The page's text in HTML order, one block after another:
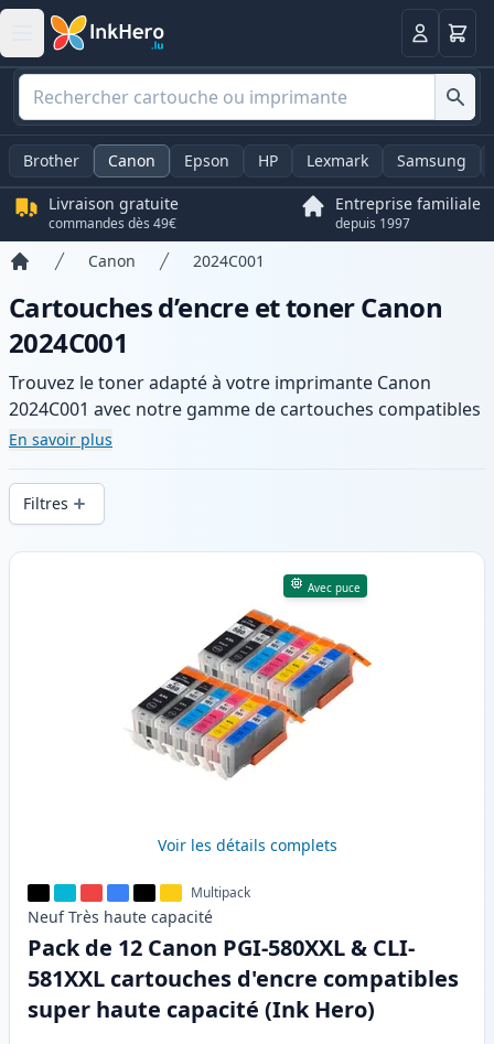
Panier
Brother Canon Epson HP Lexmark Samsung
Livraison gratuite
commandes dès 49€
Entreprise familiale
depuis 1997
Canon 2024C001
Cartouches d’encre et toner Canon
2024C001
Trouvez le toner adapté à votre imprimante Canon
2024C001 avec notre gamme de cartouches compatibles
et haute capacité. Profitez d’une qualité d’impression
en .
En savoir plus
Filtres
Produits
Avec puce
Voir les détails complets
Multipack
Neuf Très haute capacité
Pack de 12 Canon PGI-580XXL & CLI-
581XXL cartouches d'encre compatibles
super haute capacité (Ink Hero)